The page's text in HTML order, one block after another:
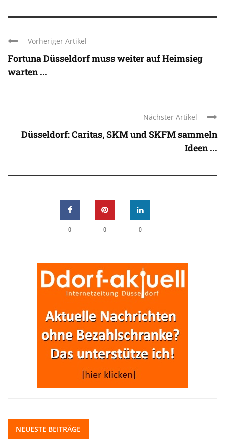
Vorheriger Artikel
Fortuna Düsseldorf muss weiter auf Heimsieg
warten ...
Nächster Artikel
Düsseldorf: Caritas, SKM und SKFM sammeln
Ideen ...
0 0 0
NEUESTE BEITRÄGE